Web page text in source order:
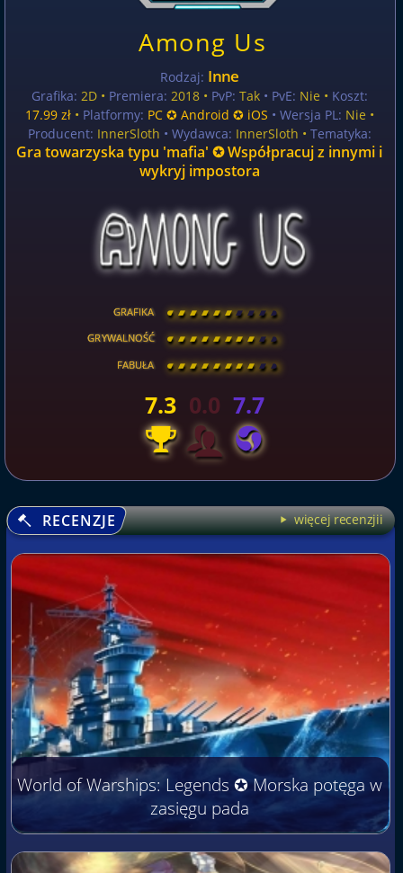
Among Us
Rodzaj: Inne
Grafika: 2D • Premiera: 2018 • PvP: Tak• PvE: Nie • Koszt:
17.99 zł• Platformy: PC ✪ Android ✪ iOS • Wersja PL: Nie •
Producent: InnerSloth • Wydawca: InnerSloth • Tematyka:
Gra towarzyska typu 'mafia' ✪ Współpracuj z innymi i
wykryj impostora
GRAFIKA [ \ \ \ \ \ \ \ \ ]
GRYWALNOŚĆ [ \ \ \ \ \ \ \ \ ]
FABUŁA [ \ \ \ \ \ \ \ \ ]
7.3 0.0 7.7
RECENZJE więcej recenzjii
World of Warships: Legends ✪ Morska potęga w
zasięgu pada